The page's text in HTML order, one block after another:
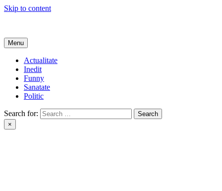
Skip to content
Menu
Actualitate
Inedit
Funny
Sanatate
Politic
Search for:
×